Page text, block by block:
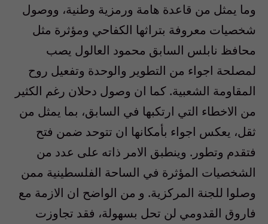
وما يمثل من قاعدة هامة ورمزية وطنية، ووصول
شخصيات معروفة بتراثها الكفاحي ومؤثرة مثل
محافظ نابلس السابق محمود العالول يصب
لمصلحة اجواء من التطوير والوحدة وتفعيل روح
المقاومة الشعبية. كما ان وصول دحلان رغم الكثير
من الاخطاء التي ارتكبها في السابق، بما يمثل من
ثقل، يعكس اجواء بأمكانها ان تتوحد ضمن فتح
فتقدم وتطور. وينطبق الامر ذاته على عدد من
الشخصيات المؤثرة في الساحة الفلسطينية ممن
وصلوا للجنة المركزية. و من الواضح ان الازمة مع
فاروق القدومي لن تحل بسهولة، فقد تجاوزت